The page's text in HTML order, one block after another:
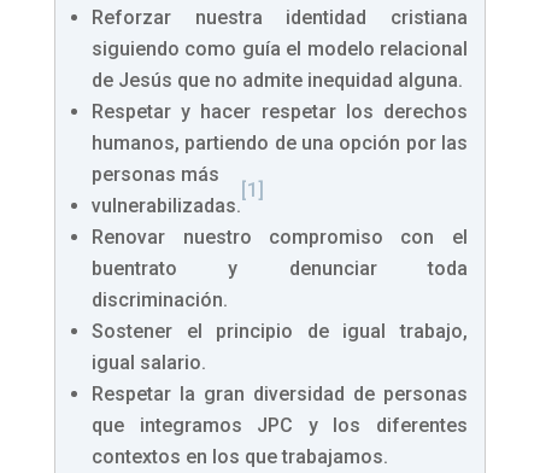
Reforzar nuestra identidad cristiana
siguiendo como guía el modelo relacional
de Jesús que no admite inequidad alguna.
Respetar y hacer respetar los derechos
humanos, partiendo de una opción por las
personas más
vulnerabilizadas.
[1]
Renovar nuestro compromiso con el
buentrato y denunciar toda
discriminación.
Sostener el principio de igual trabajo,
igual salario.
Respetar la gran diversidad de personas
que integramos JPC y los diferentes
contextos en los que trabajamos.